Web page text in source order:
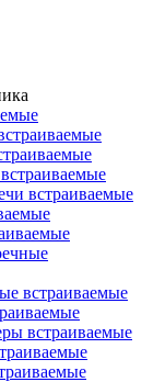
встраиваемые
встраиваемые
встраиваемые